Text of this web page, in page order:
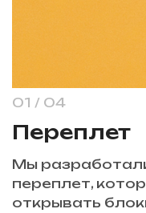
Переплет
Мы
переплет,
открывать
1 / 4